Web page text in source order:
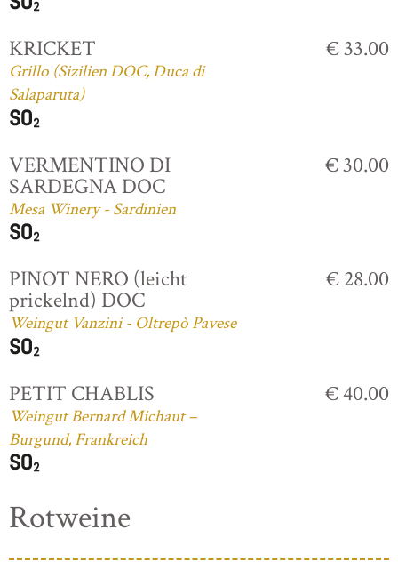
KRICKET
Grillo (Sizilien DOC, Duca di
Salaparuta)
€ 33.00
VERMENTINO DI
SARDEGNA DOC
Mesa Winery - Sardinien
€ 30.00
PINOT NERO (leicht
prickelnd) DOC
Weingut Vanzini - Oltrepò Pavese
€ 28.00
PETIT CHABLIS
Weingut Bernard Michaut –
Burgund, Frankreich
€ 40.00
Rotweine